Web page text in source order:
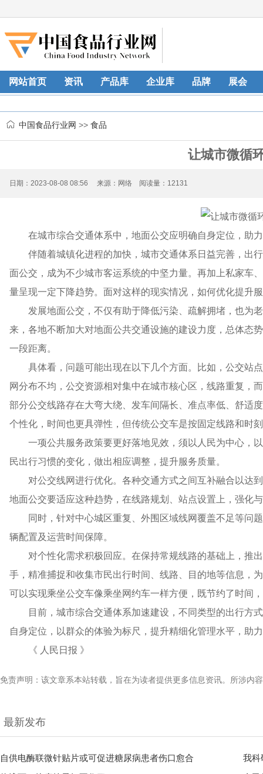
网站首页 资讯 产品库 企业库 品牌 展会
中国食品行业网 >> 食品
让城市微循
日期：2023-08-08 08:56 来源：网络 阅读量：12131
在城市综合交通体系中，地面公交应明确自身定位，助
伴随着城镇化进程的加快，城市交通体系日益完善，出
面公交，成为不少城市客运系统的中坚力量。再加上私家车
量呈现一定下降趋势。面对这样的现实情况，如何优化提升
发展地面公交，不仅有助于降低污染、疏解拥堵，也为
来，各地不断加大对地面公共交通设施的建设力度，总体态
一段距离。
具体看，问题可能出现在以下几个方面。比如，公交站
网分布不均，公交资源相对集中在城市核心区，线路重复，
部分公交线路存在大弯大绕、发车间隔长、准点率低、舒适
个性化，时间也更具弹性，但传统公交车是按固定线路和时
一项公共服务政策要更好落地见效，须以人民为中心，
民出行习惯的变化，做出相应调整，提升服务质量。
对公交线网进行优化。各种交通方式之间互补融合以达
地面公交要适应这种趋势，在线路规划、站点设置上，强化
同时，针对中心城区重复、外围区域线网覆盖不足等问
辆配置及运营时间保障。
对个性化需求积极回应。在保持常规线路的基础上，推
手，精准捕捉和收集市民出行时间、线路、目的地等信息，
可以实现乘坐公交车像乘坐网约车一样方便，既节约了时间
目前，城市综合交通体系加速建设，不同类型的出行方
自身定位，以群众的体验为标尺，提升精细化管理水平，助
《 人民日报 》
免责声明：该文章系本站转载，旨在为读者提供更多信息资讯。所涉内
最新发布
自供电酶联微针贴片或可促进糖尿病患者伤口愈合
我科